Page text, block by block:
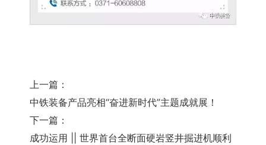
上一篇：
中铁装备产品亮相“奋进新时代”主题成就展！
下一篇：
成功运用 || 世界首台全断面硬岩竖井掘进机顺利